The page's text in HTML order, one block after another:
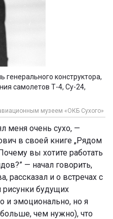
конструктора,
самолетов Т-4, Су-24,
музеем «ОКБ Сухого»
меня очень сухо, —
в своей книге „Рядом
вы хотите работать
— начал говорить,
рассказал и о встречах с
рисунки будущих
и эмоционально, но я
чем нужно), что